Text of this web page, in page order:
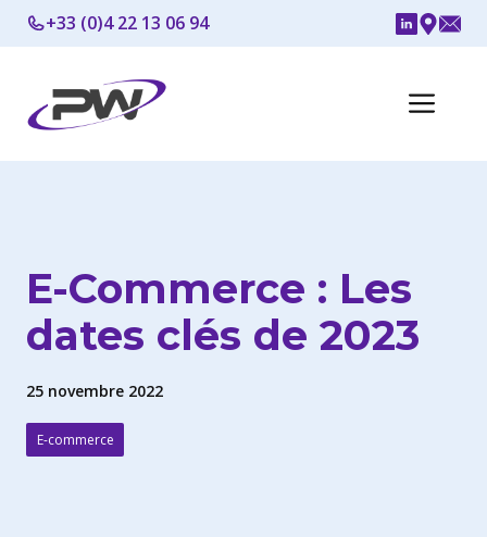
Aller
au
+33 (0)4 22 13 06 94
E-Commerce : Les
dates clés de 2023
25 novembre 2022
E-commerce